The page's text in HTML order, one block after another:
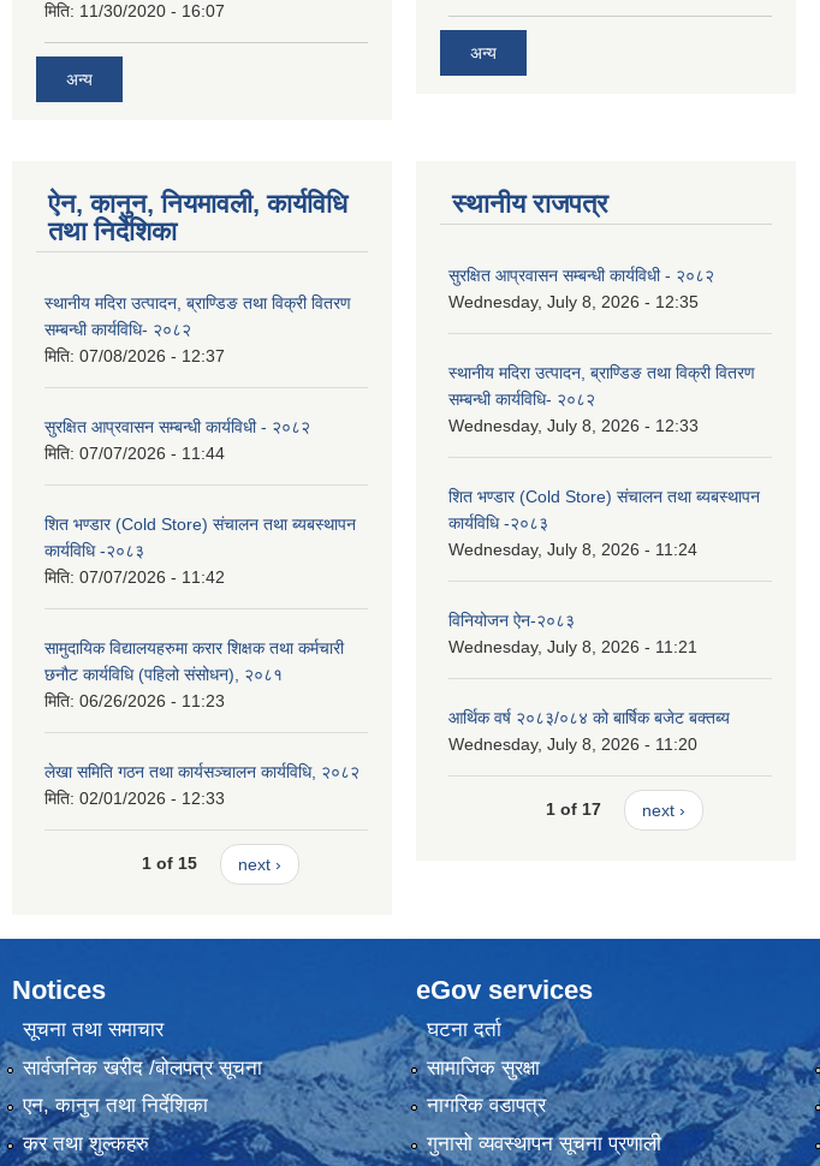
मिति: 11/30/2020 - 16:07
अन्य
अन्य
ऐन, कानुन, नियमावली, कार्यविधि
तथा निर्देशिका
स्थानीय मदिरा उत्पादन, ब्राण्डिङ तथा विक्री वितरण
सम्बन्धी कार्यविधि- २०८२
मिति: 07/08/2026 - 12:37
सुरक्षित आप्रवासन सम्बन्धी कार्यविधी - २०८२
मिति: 07/07/2026 - 11:44
शित भण्डार (Cold Store) संचालन तथा ब्यबस्थापन
कार्यविधि -२०८३
मिति: 07/07/2026 - 11:42
सामुदायिक विद्यालयहरुमा करार शिक्षक तथा कर्मचारी
छनौट कार्यविधि (पहिलो संसोधन), २०८१
मिति: 06/26/2026 - 11:23
लेखा समिति गठन तथा कार्यसञ्चालन कार्यविधि, २०८२
मिति: 02/01/2026 - 12:33
1 of 15 next ›
स्थानीय राजपत्र
सुरक्षित आप्रवासन सम्बन्धी कार्यविधी - २०८२
Wednesday, July 8, 2026 - 12:35
स्थानीय मदिरा उत्पादन, ब्राण्डिङ तथा विक्री वितरण
सम्बन्धी कार्यविधि- २०८२
Wednesday, July 8, 2026 - 12:33
शित भण्डार (Cold Store) संचालन तथा ब्यबस्थापन
कार्यविधि -२०८३
Wednesday, July 8, 2026 - 11:24
विनियोजन ऐन-२०८३
Wednesday, July 8, 2026 - 11:21
आर्थिक वर्ष २०८३/०८४ को बार्षिक बजेट बक्तब्य
Wednesday, July 8, 2026 - 11:20
1 of 17 next ›
Notices
सूचना तथा समाचार
सार्वजनिक खरीद /बोलपत्र सूचना
एन, कानुन तथा निर्देशिका
कर तथा शुल्कहरु
eGov services
घटना दर्ता
सामाजिक सुरक्षा
नागरिक वडापत्र
गुनासो व्यवस्थापन सूचना प्रणाली